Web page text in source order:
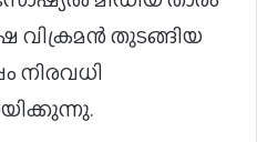
തുടങ്ങിയ
നിരവധി